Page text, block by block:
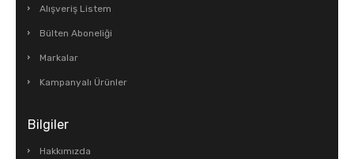
Alışveriş Listem
Bülten Aboneliği
Markalar
Kampanyalı Ürünler
Bilgiler
Hakkımızda